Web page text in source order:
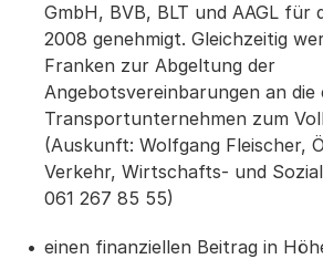
GmbH, BVB, BLT und AAGL für
2008 genehmigt. Gleichzeitig
Franken zur Abgeltung der
Angebotsvereinbarungen an die
Transportunternehmen zum
(Auskunft: Wolfgang Fleischer,
Verkehr, Wirtschafts- und
061 267 85 55)
einen finanziellen Beitrag in